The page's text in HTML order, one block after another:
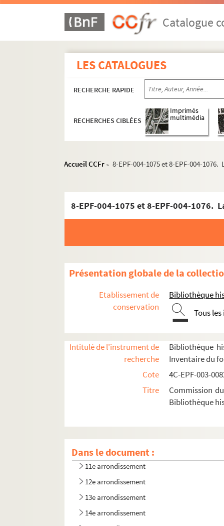
Catalogue
LES CATALOGUES
RECHERCHE RAPIDE
RECHERCHES CIBLÉES
Imprimés
multimédia
Accueil CCFr > 8-EPF-004-1075 et 8-EPF-004-
Présentation globale de la
Etablissement de
conservation
Bibliothèque
Tous
Intitulé de l'instrument de
recherche
Bibliothèque
Inventaire du
Cote
4C-EPF-003-
Titre
Commission
Bibliothèque
Dans le document :
1er arrondissement
3e arrondissement
4e arrondissement
10e arrondissement
11e arrondissement
12e arrondissement
13e arrondissement
14e arrondissement